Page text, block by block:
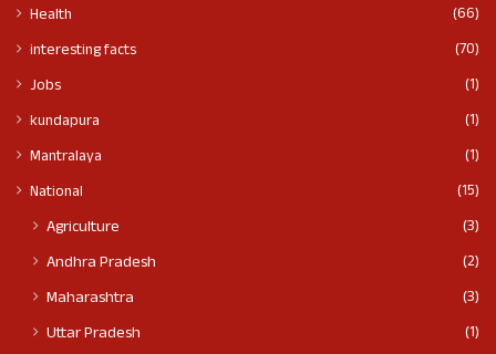
Health
(66)
interesting facts
(70)
Jobs
(1)
kundapura
(1)
Mantralaya
(1)
National
(15)
Agriculture
(3)
Andhra Pradesh
(2)
Maharashtra
(3)
Uttar Pradesh
(1)